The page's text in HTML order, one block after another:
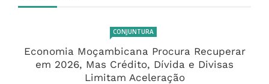
CONJUNTURA
Economia Moçambicana Procura Recuperar
em 2026, Mas Crédito, Dívida e Divisas
Limitam Aceleração